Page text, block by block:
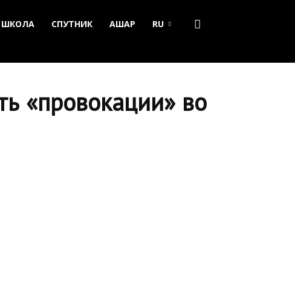
ШКОЛА СПУТНИК АШАР RU
«провокации» во